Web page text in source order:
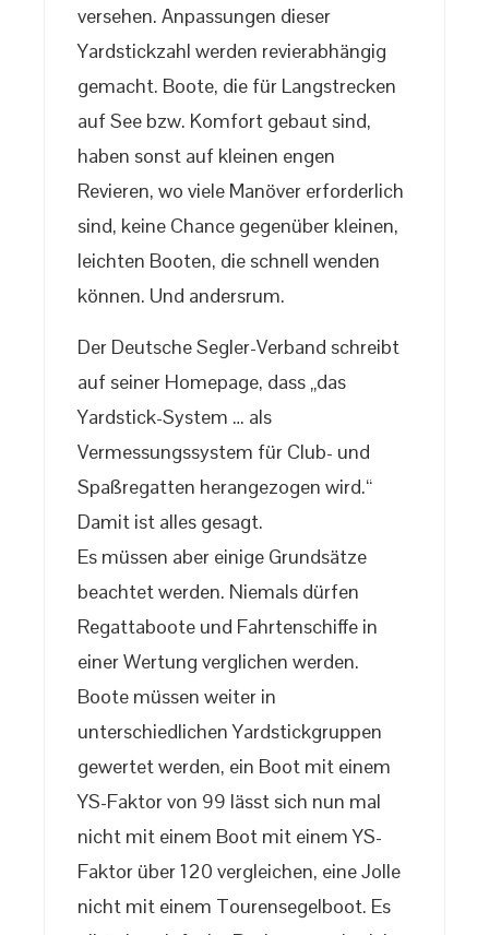
versehen. Anpassungen dieser
Yardstickzahl werden revierabhängig
gemacht. Boote, die für Langstrecken
auf See bzw. Komfort gebaut sind,
haben sonst auf kleinen engen
Revieren, wo viele Manöver erforderlich
sind, keine Chance gegenüber kleinen,
leichten Booten, die schnell wenden
können. Und andersrum.
Der Deutsche Segler-Verband schreibt
auf seiner Homepage, dass „das
Yardstick-System … als
Vermessungssystem für Club- und
Spaßregatten herangezogen wird.“
Damit ist alles gesagt.
Es müssen aber einige Grundsätze
beachtet werden. Niemals dürfen
Regattaboote und Fahrtenschiffe in
einer Wertung verglichen werden.
Boote müssen weiter in
unterschiedlichen Yardstickgruppen
gewertet werden, ein Boot mit einem
YS-Faktor von 99 lässt sich nun mal
nicht mit einem Boot mit einem YS-
Faktor über 120 vergleichen, eine Jolle
nicht mit einem Tourensegelboot. Es